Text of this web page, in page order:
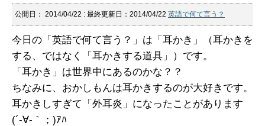
公開日： 2014/04/22 : 最終更新日：2014/04/22 英語で何て言う？
今日の「英語で何て言う？」は「耳かき」（耳かきを
する、ではなく「耳かきする道具」）です。
「耳かき」は世界中にあるのかな？？
ちなみに、おかしもんは耳かきするのが大好きです。
耳かきしすぎて「外耳炎」になったことがあります
(´-∀-｀；)ｱﾊ